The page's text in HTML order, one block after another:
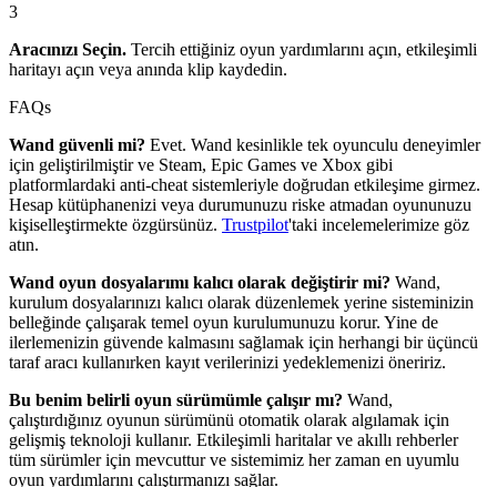
3
Aracınızı Seçin. Tercih ettiğiniz oyun yardımlarını açın, etkileşimli
haritayı açın veya anında klip kaydedin.
FAQs
Wand güvenli mi? Evet. Wand kesinlikle tek oyunculu deneyimler
için geliştirilmiştir ve Steam, Epic Games ve Xbox gibi
platformlardaki anti-cheat sistemleriyle doğrudan etkileşime girmez.
Hesap kütüphanenizi veya durumunuzu riske atmadan oyununuzu
kişiselleştirmekte özgürsünüz. Trustpilot'taki incelemelerimize göz
atın.
Wand oyun dosyalarımı kalıcı olarak değiştirir mi? Wand,
kurulum dosyalarınızı kalıcı olarak düzenlemek yerine sisteminizin
belleğinde çalışarak temel oyun kurulumunuzu korur. Yine de
ilerlemenizin güvende kalmasını sağlamak için herhangi bir üçüncü
taraf aracı kullanırken kayıt verilerinizi yedeklemenizi öneririz.
Bu benim belirli oyun sürümümle çalışır mı? Wand,
çalıştırdığınız oyunun sürümünü otomatik olarak algılamak için
gelişmiş teknoloji kullanır. Etkileşimli haritalar ve akıllı rehberler
tüm sürümler için mevcuttur ve sistemimiz her zaman en uyumlu
oyun yardımlarını çalıştırmanızı sağlar.